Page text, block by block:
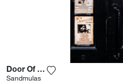
Door Of Fame
Sandmulas